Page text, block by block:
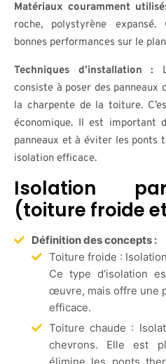
Matériaux couramment
roche, polystyrène
bonnes performances sur le
Techniques d’installation :
consiste à poser des panneaux
la charpente de la toiture.
économique. Il est important
panneaux et à éviter les ponts
isolation efficace.
Isolation
(toiture froide
Définition des concepts :
Toiture froide :
Ce type d’isolation
œuvre, mais offre une
efficace.
Toiture chaude :
chevrons. Elle est